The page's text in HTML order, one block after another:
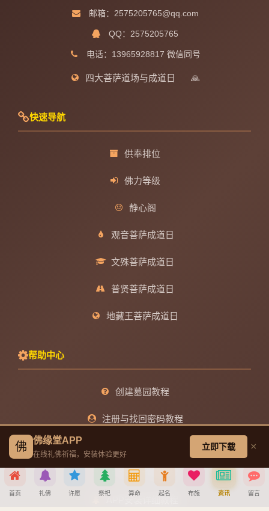
邮箱：2575205765@qq.com
QQ：2575205765
电话：13965928817 微信同号
四大菩萨道场与成道日 🙏
快速导航
供奉排位
佛力等级
静心阁
观音菩萨成道日
文殊菩萨成道日
普贤菩萨成道日
地藏王菩萨成道日
帮助中心
创建墓园教程
注册与找回密码教程
八字算命详细教程
佛 佛缘堂APP
在线礼佛祈福，安装体验更好
立即下载 ×
首页 礼佛 许愿 祭祀 算命 起名 布施 资讯 留言